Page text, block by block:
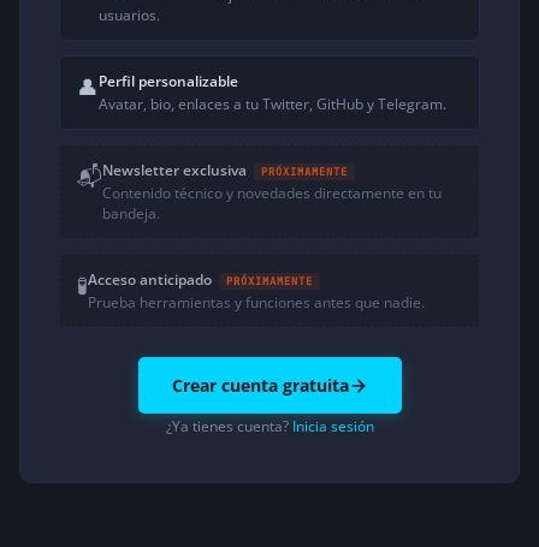
usuarios.
👤Perfil personalizable
Avatar, bio, enlaces a tu Twitter, GitHub y Telegram.
📬Newsletter exclusiva PRÓXIMAMENTE
Contenido técnico y novedades directamente en tu
bandeja.
🧪Acceso anticipado PRÓXIMAMENTE
Prueba herramientas y funciones antes que nadie.
Crear cuenta gratuita
¿Ya tienes cuenta? Inicia sesión